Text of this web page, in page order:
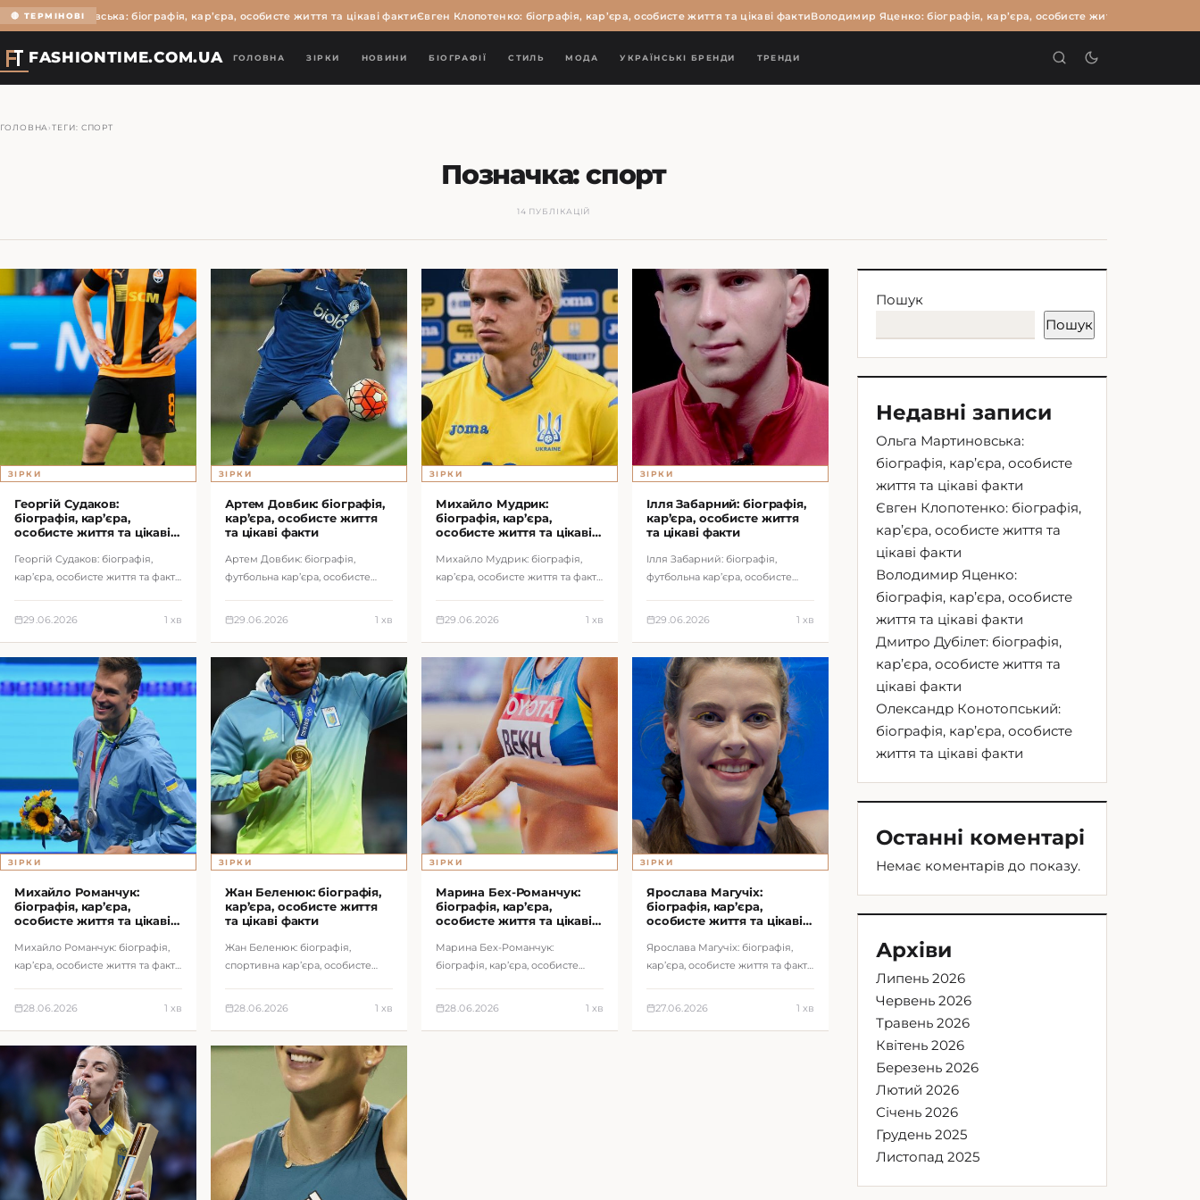
🔴 ТЕРМІНОВІ
Мартиновська: біографія, кар’єра, особисте життя та цікаві фактиЄвген Клопотенко: біографія, кар’єра, особисте життя та цікаві фактиВолодимир Яценко: біографія, кар’єра, особисте життя та цікаві факти
FASHIONTIME.COM.UA ГОЛОВНА ЗІРКИ НОВИНИ БІОГРАФІЇ СТИЛЬ МОДА УКРАЇНСЬКІ БРЕНДИ ТРЕНДИ
ГОЛОВНА ›ТЕГИ: СПОРТ
Позначка:спорт
14 ПУБЛІКАЦІЙ
ЗІРКИ
Георгій Судаков:
біографія, кар’єра,
особисте життя та цікаві
Георгій Судаков: біографія,
кар’єра, особисте життя та факти
29.06.2026 1 хв
ЗІРКИ
Артем Довбик: біографія,
кар’єра, особисте життя
та цікаві факти
Артем Довбик: біографія,
футбольна кар’єра, особисте
29.06.2026 1 хв
ЗІРКИ
Михайло Мудрик:
біографія, кар’єра,
особисте життя та цікаві
Михайло Мудрик: біографія,
кар’єра, особисте життя та факти
29.06.2026
1 хв
ЗІРКИ
Ілля Забарний: біографія,
кар’єра, особисте життя
та цікаві факти
Ілля Забарний: біографія,
футбольна кар’єра, особисте
29.06.2026 1 хв
ЗІРКИ
Михайло Романчук:
біографія, кар’єра,
особисте життя та цікаві
Михайло Романчук: біографія,
кар’єра, особисте життя та факти
28.06.2026
1 хв
ЗІРКИ
Жан Беленюк: біографія,
кар’єра, особисте життя
та цікаві факти
Жан Беленюк: біографія,
спортивна кар’єра, особисте
28.06.2026 1 хв
ЗІРКИ
Марина Бех-Романчук:
біографія, кар’єра,
особисте життя та цікаві
Марина Бех-Романчук:
біографія, кар’єра, особисте
28.06.2026 1 хв
ЗІРКИ
Ярослава Магучіх:
біографія, кар’єра,
особисте життя та цікаві
Ярослава Магучіх: біографія,
кар’єра, особисте життя та факти
27.06.2026 1 хв
Пошук
Пошук
Недавні записи
Ольга Мартиновська:
біографія, кар’єра, особисте
життя та цікаві факти
Євген Клопотенко: біографія,
кар’єра, особисте життя та
цікаві факти
Володимир Яценко:
біографія, кар’єра, особисте
життя та цікаві факти
Дмитро Дубілет: біографія,
кар’єра, особисте життя та
цікаві факти
Олександр Конотопський:
біографія, кар’єра, особисте
життя та цікаві факти
Останні коментарі
Немає коментарів до показу.
Архіви
Липень 2026
Червень 2026
Травень 2026
Квітень 2026
Березень 2026
Лютий 2026
Січень 2026
Грудень 2025
Листопад 2025